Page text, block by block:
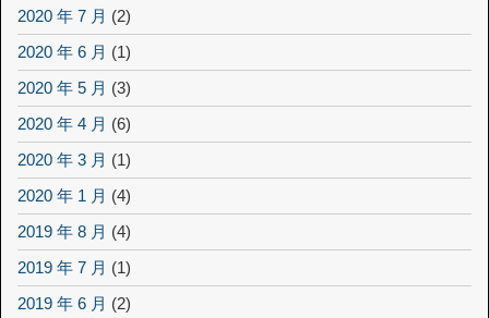
2020 年 7 月 (2)
2020 年 6 月 (1)
2020 年 5 月 (3)
2020 年 4 月 (6)
2020 年 3 月 (1)
2020 年 1 月 (4)
2019 年 8 月 (4)
2019 年 7 月 (1)
2019 年 6 月 (2)